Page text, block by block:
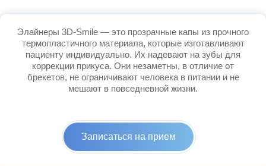
Элайнеры 3D-Smile — это прозрачные капы из прочного
термопластичного материала, которые изготавливают
пациенту индивидуально. Их надевают на зубы для
коррекции прикуса. Они незаметны, в отличие от
брекетов, не ограничивают человека в питании и не
мешают в повседневной жизни.
Записаться на прием